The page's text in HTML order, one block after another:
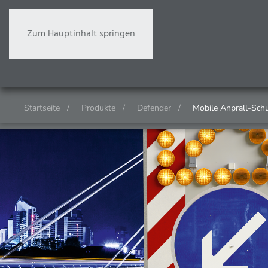
Zum Hauptinhalt springen
Start Produkte Anhänger PÜS Produktdetailseite
Startseite Produkte Defender Mobile Anprall-